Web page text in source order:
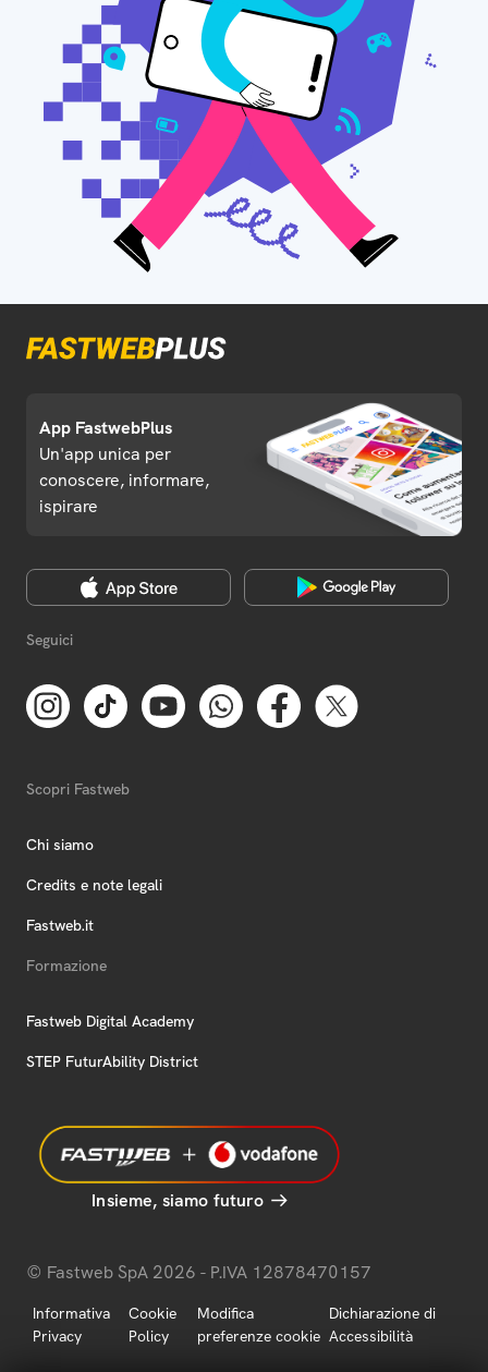
App FastwebPlus
Un'app unica per
conoscere, informare,
ispirare
Seguici
Scopri Fastweb
Chi siamo
Credits e note legali
Fastweb.it
Formazione
Fastweb Digital Academy
STEP FuturAbility District
Insieme, siamo futuro
© Fastweb SpA 2026 - P.IVA 12878470157
Informativa
Privacy
Cookie
Policy
Modifica
preferenze cookie
Dichiarazione di
Accessibilità